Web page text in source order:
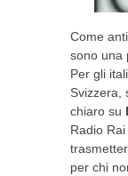
Come
sono una
Per gli
Svizzera,
chiaro su
Radio
per chi